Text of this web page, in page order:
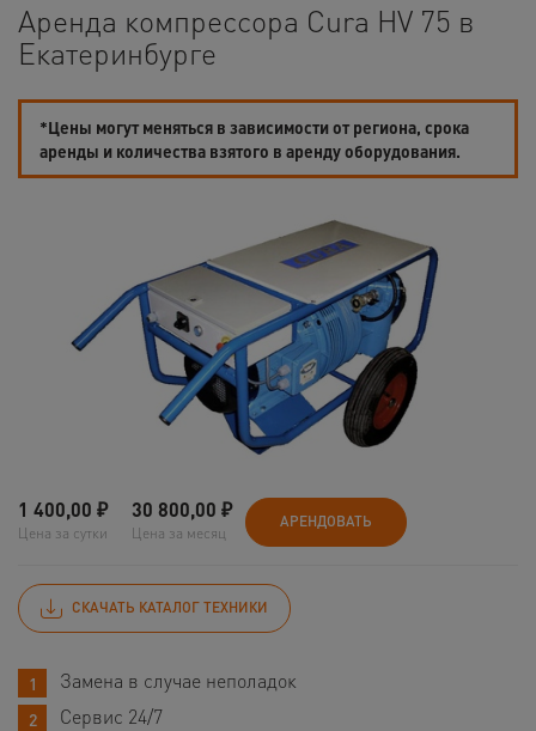
Аренда компрессора Cura HV 75 в
Екатеринбурге
*Цены могут меняться в зависимости от региона, срока
аренды и количества взятого в аренду оборудования.
1 400,00 ₽
Цена за сутки
30 800,00 ₽
Цена за месяц
АРЕНДОВАТЬ
СКАЧАТЬ КАТАЛОГ ТЕХНИКИ
Замена в случае неполадок
Сервис 24/7